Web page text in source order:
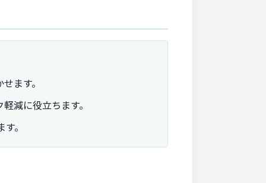
ます。
減に役立ちます。
。